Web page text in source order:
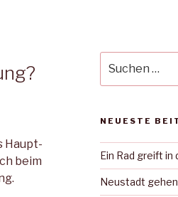
Haupt-
beim
nach:
NEUESTE
Ein Rad greift in
Neustadt